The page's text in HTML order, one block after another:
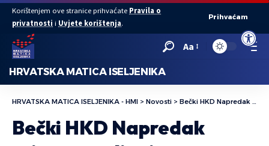
Open
Korištenjem ove stranice prihvaćate Pravila o
privatnosti i Uvjete korištenja.
Prihvaćam
Aa
HRVATSKA MATICA ISELJENIKA
HRVATSKA MATICA ISELJENIKA - HMI > Novosti > Bečki HKD Napredak priprema u lipnju
Bečki HKD Napredak